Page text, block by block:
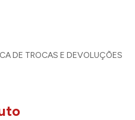
DE TROCAS E DEVOLUÇÕES